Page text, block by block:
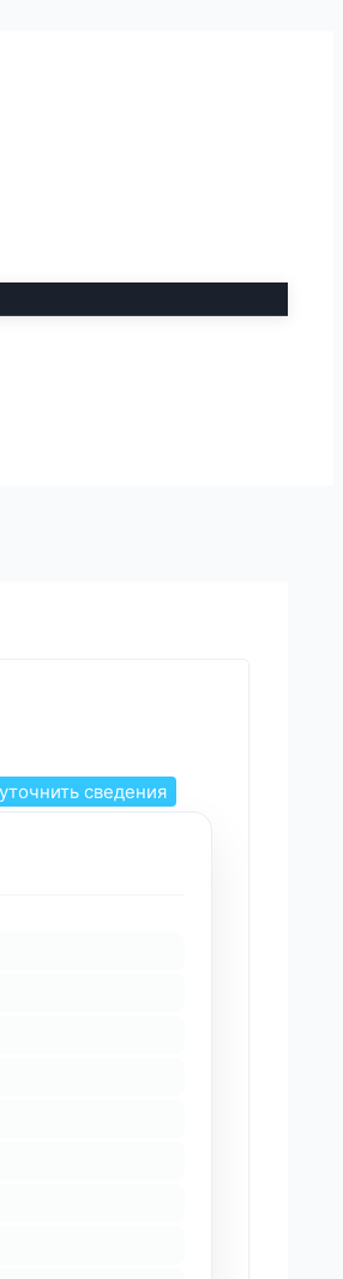
уточнить сведения